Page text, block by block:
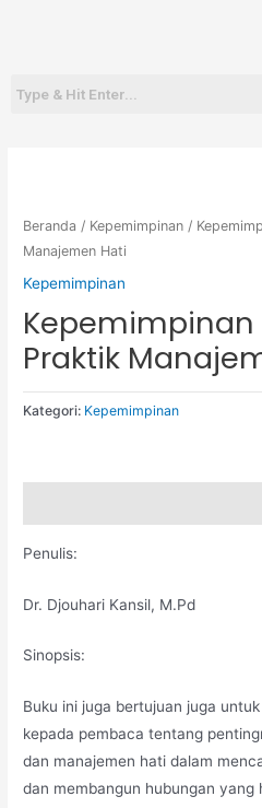
Beranda / Kepemimpinan /
Manajemen Hati
Kepemimpinan
Kepemimpinan
Praktik
Kategori: Kepemimpinan
Penulis:
Dr. Djouhari Kansil, M.Pd
Sinopsis:
Buku ini juga bertujuan juga
kepada pembaca tentang
dan manajemen hati dalam
dan membangun hubungan yang